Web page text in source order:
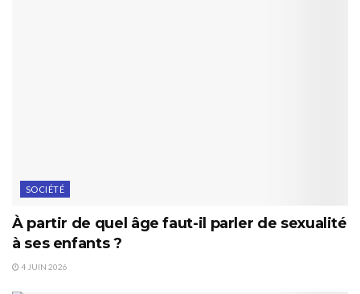
SOCIÉTÉ
À partir de quel âge faut-il parler de sexualité
à ses enfants ?
4 JUIN 2026